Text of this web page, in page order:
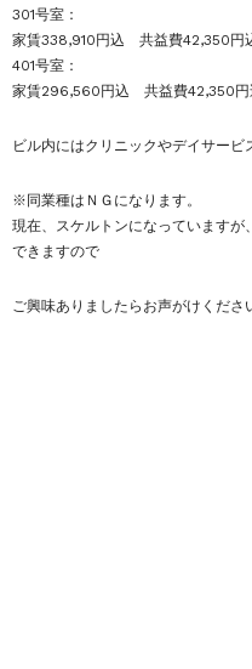
301号室：
家賃338,910円込 共益費42,350
401号室：
家賃296,560円込 共益費42,350
ビル内にはクリニックやデイサービ
※同業種はＮＧになります。
現在、スケルトンになっています
できますので
ご興味ありましたらお声がけくださ